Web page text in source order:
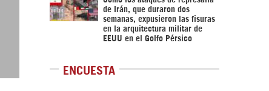
de Irán, que duraron dos
semanas, expusieron las fisuras
en la arquitectura militar de
EEUU en el Golfo Pérsico
ENCUESTA